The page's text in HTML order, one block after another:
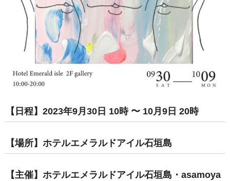
【日程】2023年9月30日 10時 〜 10月9日 20時
【場所】ホテルエメラルドアイル石垣島
【主催】ホテルエメラルドアイル石垣島・asamoya